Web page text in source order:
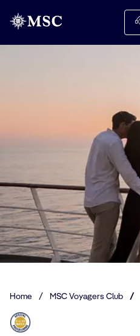
Home / MSC Voyagers Club /